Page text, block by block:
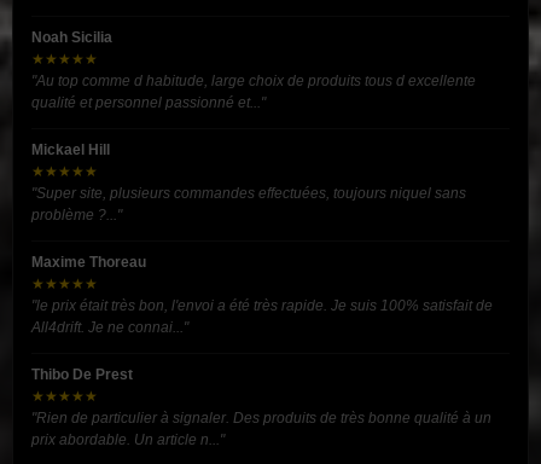
Noah Sicilia
★★★★★
"Au top comme d habitude, large choix de produits tous d excellente
qualité et personnel passionné et..."
Mickael Hill
★★★★★
"Super site, plusieurs commandes effectuées, toujours niquel sans
problème ?..."
Maxime Thoreau
★★★★★
"le prix était très bon, l'envoi a été très rapide. Je suis 100% satisfait de
All4drift. Je ne connai..."
Thibo De Prest
★★★★★
"Rien de particulier à signaler. Des produits de très bonne qualité à un
prix abordable. Un article n..."